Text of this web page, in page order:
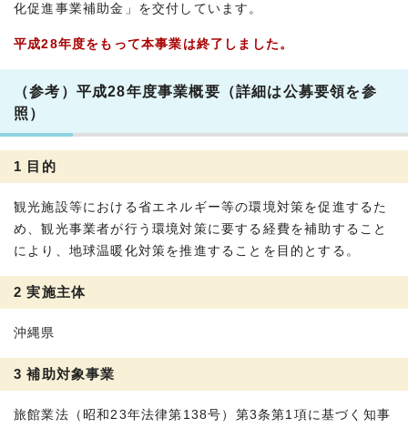
化促進事業補助金」を交付しています。
平成28年度をもって本事業は終了しました。
（参考）平成28年度事業概要（詳細は公募要領を参
照）
1 目的
観光施設等における省エネルギー等の環境対策を促進するた
め、観光事業者が行う環境対策に要する経費を補助すること
により、地球温暖化対策を推進することを目的とする。
2 実施主体
沖縄県
3 補助対象事業
旅館業法（昭和23年法律第138号）第3条第1項に基づく知事